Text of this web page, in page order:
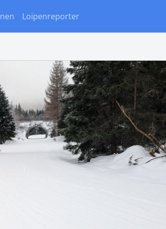
Loipenreporter